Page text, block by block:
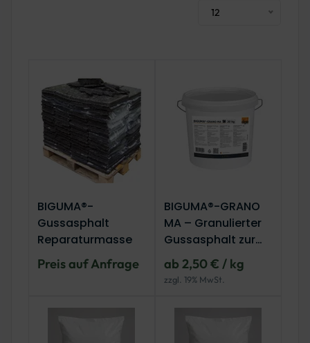
12
BIGUMA®-
Gussasphalt
Reparaturmasse
Preis auf Anfrage
BIGUMA®-GRANO
MA – Granulierter
Gussasphalt zur
Fahrbahnsanierun
g
ab 2,50 € / kg
zzgl. 19% MwSt.